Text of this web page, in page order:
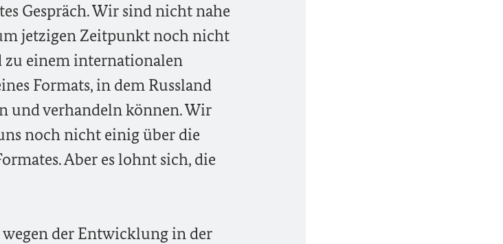
Gespräch. Wir sind nicht nahe
jetzigen Zeitpunkt noch nicht
zu einem internationalen
Formats, in dem Russland
und verhandeln können. Wir
noch nicht einig über die
Aber es lohnt sich, die
der Entwicklung in der